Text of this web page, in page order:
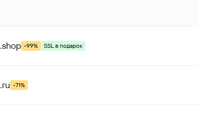
.shop -99% SSL в подарок
.ru -71%